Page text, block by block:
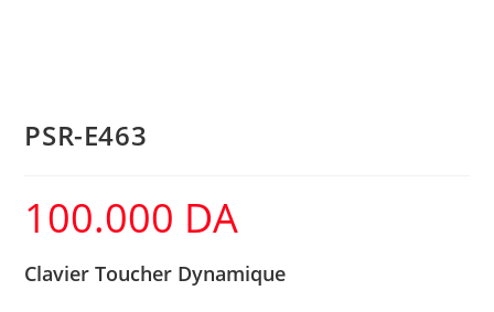
PSR-E463
100.000 DA
Clavier Toucher Dynamique